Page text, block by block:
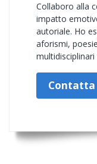
Collaboro alla
impatto
autoriale. Ho
aforismi,
multidisciplinari
Contatta